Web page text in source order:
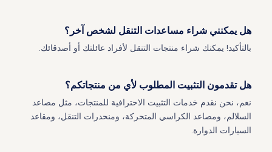
هل يمكنني شراء مساعدات التنقل لشخص آخر؟
بالتأكيد! يمكنك شراء منتجات التنقل لأفراد عائلتك أو أصدقائك.
هل تقدمون التثبيت المطلوب لأي من منتجاتكم؟
نعم، نحن نقدم خدمات التثبيت الاحترافية للمنتجات، مثل مصاعد
السلالم، ومصاعد الكراسي المتحركة، ومنحدرات التنقل، ومقاعد
السيارات الدوارة.